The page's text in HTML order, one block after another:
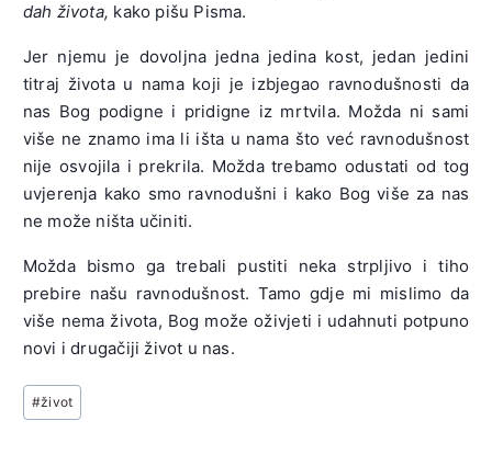
dah života, kako pišu Pisma.
Jer njemu je dovoljna jedna jedina kost, jedan jedini
titraj života u nama koji je izbjegao ravnodušnosti da
nas Bog podigne i pridigne iz mrtvila. Možda ni sami
više ne znamo ima li išta u nama što već ravnodušnost
nije osvojila i prekrila. Možda trebamo odustati od tog
uvjerenja kako smo ravnodušni i kako Bog više za nas
ne može ništa učiniti.
Možda bismo ga trebali pustiti neka strpljivo i tiho
prebire našu ravnodušnost. Tamo gdje mi mislimo da
više nema života, Bog može oživjeti i udahnuti potpuno
novi i drugačiji život u nas.
Post
Tags:
#život